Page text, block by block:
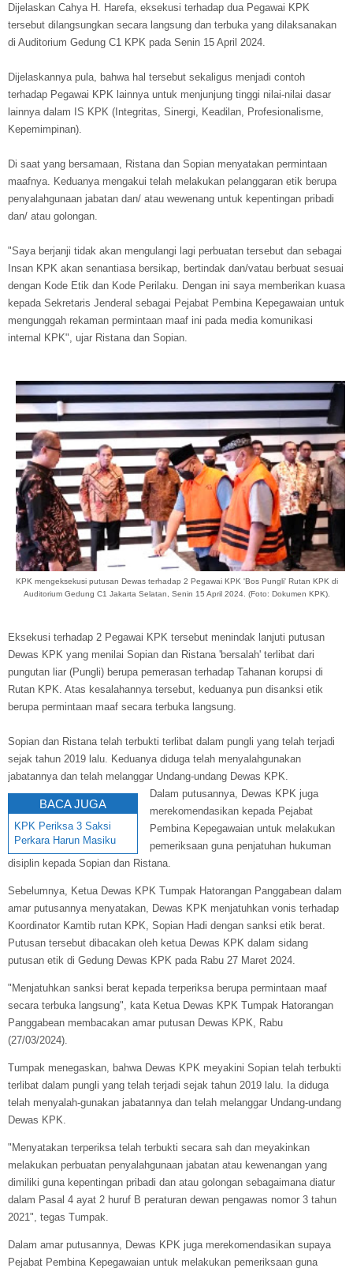
Dijelaskan Cahya H. Harefa, eksekusi terhadap dua Pegawai KPK
tersebut dilangsungkan secara langsung dan terbuka yang dilaksanakan
di Auditorium Gedung C1 KPK pada Senin 15 April 2024.
Dijelaskannya pula, bahwa hal tersebut sekaligus menjadi contoh
terhadap Pegawai KPK lainnya untuk menjunjung tinggi nilai-nilai dasar
lainnya dalam IS KPK (Integritas, Sinergi, Keadilan, Profesionalisme,
Kepemimpinan).
Di saat yang bersamaan, Ristana dan Sopian menyatakan permintaan
maafnya. Keduanya mengakui telah melakukan pelanggaran etik berupa
penyalahgunaan jabatan dan/ atau wewenang untuk kepentingan pribadi
dan/ atau golongan.
"Saya berjanji tidak akan mengulangi lagi perbuatan tersebut dan sebagai
Insan KPK akan senantiasa bersikap, bertindak dan/vatau berbuat sesuai
dengan Kode Etik dan Kode Perilaku. Dengan ini saya memberikan kuasa
kepada Sekretaris Jenderal sebagai Pejabat Pembina Kepegawaian untuk
mengunggah rekaman permintaan maaf ini pada media komunikasi
internal KPK", ujar Ristana dan Sopian.
KPK mengeksekusi putusan Dewas terhadap 2 Pegawai KPK 'Bos Pungli' Rutan KPK di
Auditorium Gedung C1 Jakarta Selatan, Senin 15 April 2024. (Foto: Dokumen KPK).
Eksekusi terhadap 2 Pegawai KPK tersebut menindak lanjuti putusan
Dewas KPK yang menilai Sopian dan Ristana 'bersalah' terlibat dari
pungutan liar (Pungli) berupa pemerasan terhadap Tahanan korupsi di
Rutan KPK. Atas kesalahannya tersebut, keduanya pun disanksi etik
berupa permintaan maaf secara terbuka langsung.
Sopian dan Ristana telah terbukti terlibat dalam pungli yang telah terjadi
sejak tahun 2019 lalu. Keduanya diduga telah menyalahgunakan
jabatannya dan telah melanggar Undang-undang Dewas KPK.
BACA JUGA
KPK Periksa 3 Saksi
Perkara Harun Masiku
Dalam putusannya, Dewas KPK juga
merekomendasikan kepada Pejabat
Pembina Kepegawaian untuk melakukan
pemeriksaan guna penjatuhan hukuman
disiplin kepada Sopian dan Ristana.
Sebelumnya, Ketua Dewas KPK Tumpak Hatorangan Panggabean dalam
amar putusannya menyatakan, Dewas KPK menjatuhkan vonis terhadap
Koordinator Kamtib rutan KPK, Sopian Hadi dengan sanksi etik berat.
Putusan tersebut dibacakan oleh ketua Dewas KPK dalam sidang
putusan etik di Gedung Dewas KPK pada Rabu 27 Maret 2024.
"Menjatuhkan sanksi berat kepada terperiksa berupa permintaan maaf
secara terbuka langsung", kata Ketua Dewas KPK Tumpak Hatorangan
Panggabean membacakan amar putusan Dewas KPK, Rabu
(27/03/2024).
Tumpak menegaskan, bahwa Dewas KPK meyakini Sopian telah terbukti
terlibat dalam pungli yang telah terjadi sejak tahun 2019 lalu. Ia diduga
telah menyalah-gunakan jabatannya dan telah melanggar Undang-undang
Dewas KPK.
"Menyatakan terperiksa telah terbukti secara sah dan meyakinkan
melakukan perbuatan penyalahgunaan jabatan atau kewenangan yang
dimiliki guna kepentingan pribadi dan atau golongan sebagaimana diatur
dalam Pasal 4 ayat 2 huruf B peraturan dewan pengawas nomor 3 tahun
2021", tegas Tumpak.
Dalam amar putusannya, Dewas KPK juga merekomendasikan supaya
Pejabat Pembina Kepegawaian untuk melakukan pemeriksaan guna